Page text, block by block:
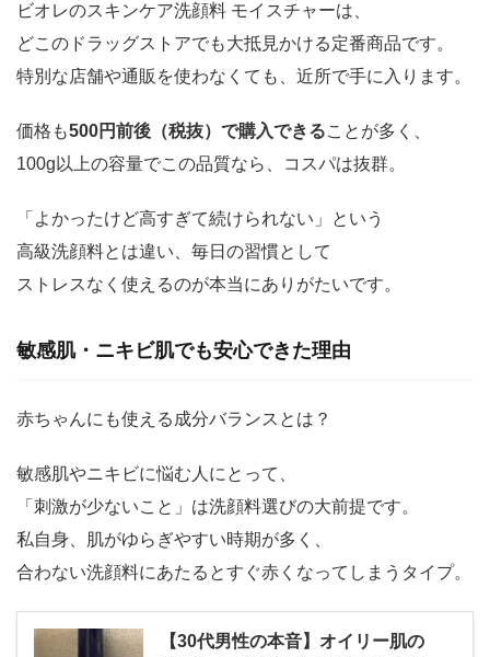
ビオレのスキンケア洗顔料 モイスチャーは、
どこのドラッグストアでも大抵見かける定番商品です。
特別な店舗や通販を使わなくても、近所で手に入ります。
価格も500円前後（税抜）で購入できることが多く、
100g以上の容量でこの品質なら、コスパは抜群。
「よかったけど高すぎて続けられない」という
高級洗顔料とは違い、毎日の習慣として
ストレスなく使えるのが本当にありがたいです。
敏感肌・ニキビ肌でも安心できた理由
赤ちゃんにも使える成分バランスとは？
敏感肌やニキビに悩む人にとって、
「刺激が少ないこと」は洗顔料選びの大前提です。
私自身、肌がゆらぎやすい時期が多く、
合わない洗顔料にあたるとすぐ赤くなってしまうタイプ。
【30代男性の本音】オイリー肌の